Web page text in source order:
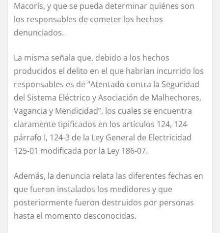
Macorís, y que se pueda determinar quiénes son
los responsables de cometer los hechos
denunciados.
La misma señala que, debido a los hechos
producidos el delito en el que habrían incurrido los
responsables es de “Atentado contra la Seguridad
del Sistema Eléctrico y Asociación de Malhechores,
Vagancia y Mendicidad”, los cuales se encuentra
claramente tipificados en los artículos 124, 124
párrafo I, 124-3 de la Ley General de Electricidad
125-01 modificada por la Ley 186-07.
Además, la denuncia relata las diferentes fechas en
que fueron instalados los medidores y que
posteriormente fueron destruidos por personas
hasta el momento desconocidas.